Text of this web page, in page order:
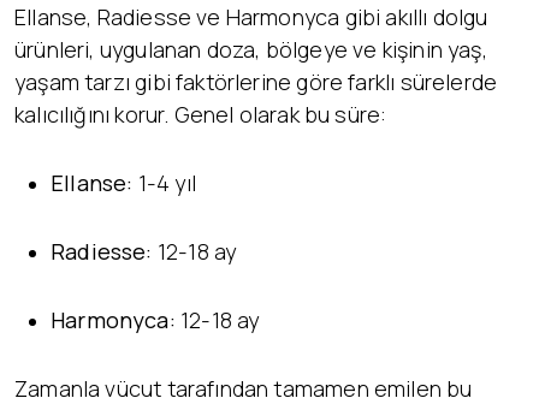
Ellanse, Radiesse ve Harmonyca gibi akıllı dolgu
ürünleri, uygulanan doza, bölgeye ve kişinin yaş,
yaşam tarzı gibi faktörlerine göre farklı sürelerde
kalıcılığını korur. Genel olarak bu süre:
Ellanse: 1-4 yıl
Radiesse: 12-18 ay
Harmonyca: 12-18 ay
Zamanla vücut tarafından tamamen emilen bu